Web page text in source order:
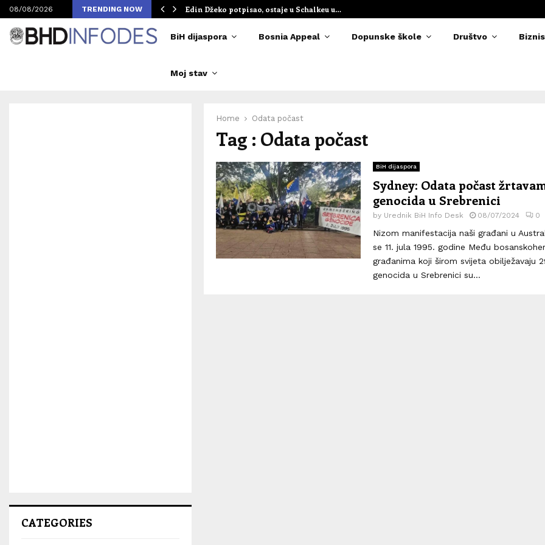
08/08/2026 TRENDING NOW
Merlinovih koncerata Edin Džeko potpisao, ostaje u Schalkeu u…
BiH dijaspora Bosnia Appeal Dopunske škole Društvo Biznis
Moj stav
Home Odata počast
Tag : Odata počast
BiH dijaspora
Sydney: Odata počast
genocida u Srebrenici
by Urednik BiH Info Desk 08/07/2024 0
Nizom manifestacija naši građani u
se 11. jula 1995. godine Među
građanima koji širom svijeta obilježavaju
genocida u Srebrenici su...
CATEGORIES